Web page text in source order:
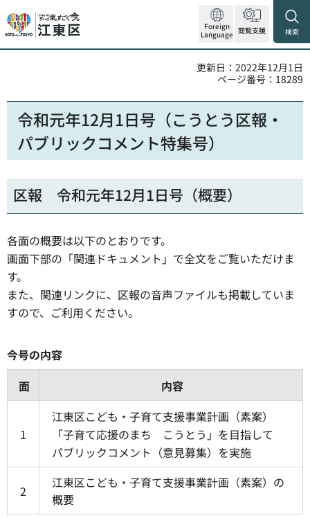
Foreign
Language 閲覧支援 検索
更新日：2022年12月1日
ページ番号：18289
令和元年12月1日号（こうとう区報・
パブリックコメント特集号）
区報 令和元年12月1日号（概要）
各面の概要は以下のとおりです。
画面下部の「関連ドキュメント」で全文をご覧いただけま
す。
また、関連リンクに、区報の音声ファイルも掲載していま
すので、ご利用ください。
今号の内容
面
内容
1
江東区こども・子育て支援事業計画（素案）
「子育て応援のまち こうとう」を目指して
パブリックコメント（意見募集）を実施
2
江東区こども・子育て支援事業計画（素案）の
概要